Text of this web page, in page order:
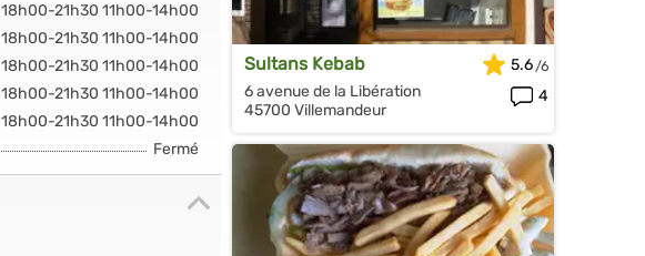
18h00-21h30 11h00-14h00
18h00-21h30 11h00-14h00
18h00-21h30 11h00-14h00
18h00-21h30 11h00-14h00
18h00-21h30 11h00-14h00
Fermé
Sultans Kebab
6 avenue de la Libération
45700 Villemandeur
5.6
4